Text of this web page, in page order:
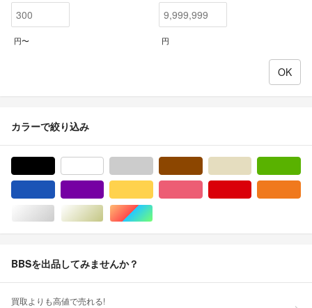
円〜 円
カラーで絞り込み
シルバー/銀色系ゴールド/金色系マルチカラー
BBSを出品してみませんか？
買取よりも高値で売れる!